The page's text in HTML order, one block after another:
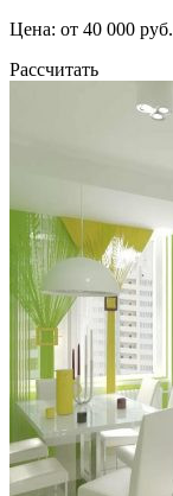
Цена: от 40 000 руб.
Рассчитать